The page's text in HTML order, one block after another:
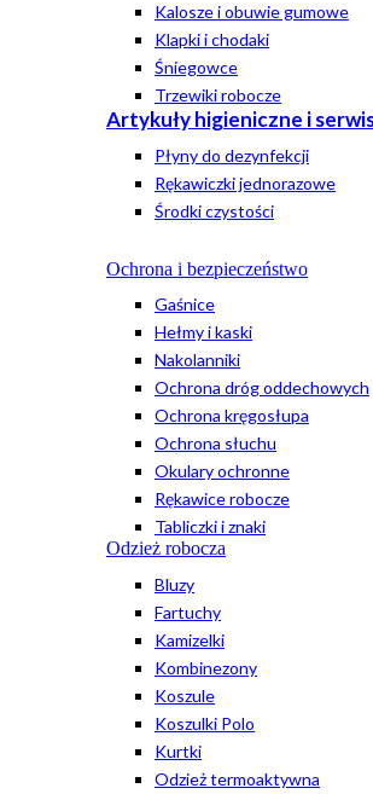
Kalosze i obuwie gumowe
Klapki i chodaki
Śniegowce
Trzewiki robocze
Artykuły higieniczne i
Płyny do dezynfekcji
Rękawiczki jednorazowe
Środki czystości
Ochrona i bezpieczeństwo
Gaśnice
Hełmy i kaski
Nakolanniki
Ochrona dróg oddechowych
Ochrona kręgosłupa
Ochrona słuchu
Okulary ochronne
Rękawice robocze
Tabliczki i znaki
Odzież robocza
Bluzy
Fartuchy
Kamizelki
Kombinezony
Koszule
Koszulki Polo
Kurtki
Odzież termoaktywna